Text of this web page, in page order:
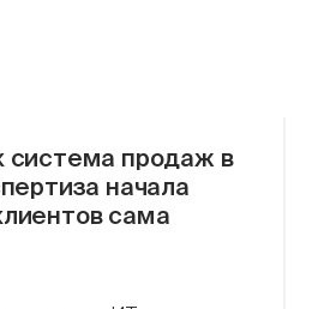
система продаж в
начала
сама